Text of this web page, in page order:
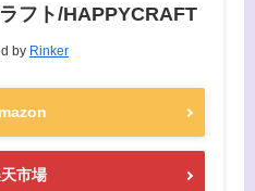
フト/HAPPYCRAFT
by Rinker
市場